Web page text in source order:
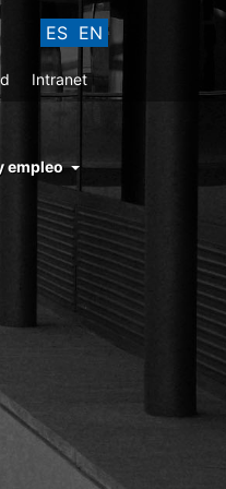
ES EN
Intranet
empleo